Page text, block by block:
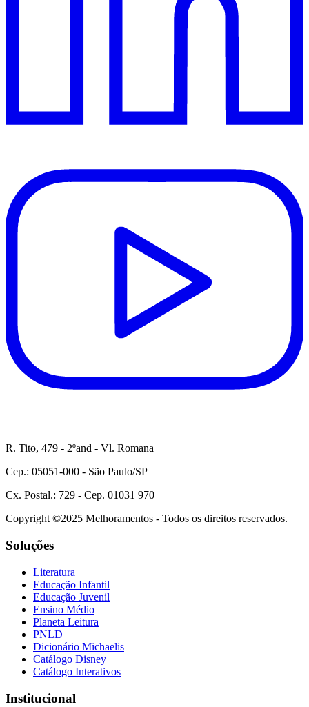
R. Tito, 479 - 2ºand - Vl. Romana
Cep.: 05051-000 - São Paulo/SP
Cx. Postal.: 729 - Cep. 01031 970
Copyright ©2025 Melhoramentos - Todos os direitos reservados.
Soluções
Literatura
Educação Infantil
Educação Juvenil
Ensino Médio
Planeta Leitura
PNLD
Dicionário Michaelis
Catálogo Disney
Catálogo Interativos
Institucional